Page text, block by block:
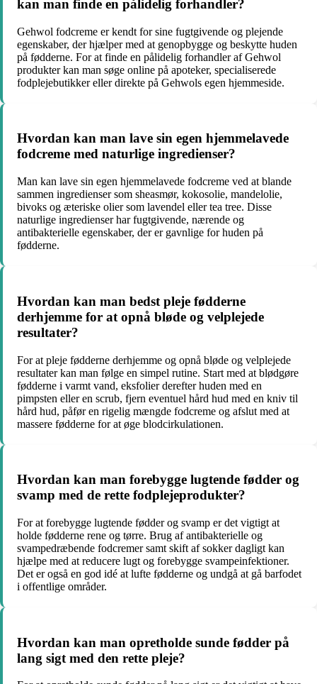
kan man finde en pålidelig forhandler?
Gehwol fodcreme er kendt for sine fugtgivende og plejende
egenskaber, der hjælper med at genopbygge og beskytte huden
på fødderne. For at finde en pålidelig forhandler af Gehwol
produkter kan man søge online på apoteker, specialiserede
fodplejebutikker eller direkte på Gehwols egen hjemmeside.
Hvordan kan man lave sin egen hjemmelavede
fodcreme med naturlige ingredienser?
Man kan lave sin egen hjemmelavede fodcreme ved at blande
sammen ingredienser som sheasmør, kokosolie, mandelolie,
bivoks og æteriske olier som lavendel eller tea tree. Disse
naturlige ingredienser har fugtgivende, nærende og
antibakterielle egenskaber, der er gavnlige for huden på
fødderne.
Hvordan kan man bedst pleje fødderne
derhjemme for at opnå bløde og velplejede
resultater?
For at pleje fødderne derhjemme og opnå bløde og velplejede
resultater kan man følge en simpel rutine. Start med at blødgøre
fødderne i varmt vand, eksfolier derefter huden med en
pimpsten eller en scrub, fjern eventuel hård hud med en kniv til
hård hud, påfør en rigelig mængde fodcreme og afslut med at
massere fødderne for at øge blodcirkulationen.
Hvordan kan man forebygge lugtende fødder og
svamp med de rette fodplejeprodukter?
For at forebygge lugtende fødder og svamp er det vigtigt at
holde fødderne rene og tørre. Brug af antibakterielle og
svampedræbende fodcremer samt skift af sokker dagligt kan
hjælpe med at reducere lugt og forebygge svampeinfektioner.
Det er også en god idé at lufte fødderne og undgå at gå barfodet
i offentlige områder.
Hvordan kan man opretholde sunde fødder på
lang sigt med den rette pleje?